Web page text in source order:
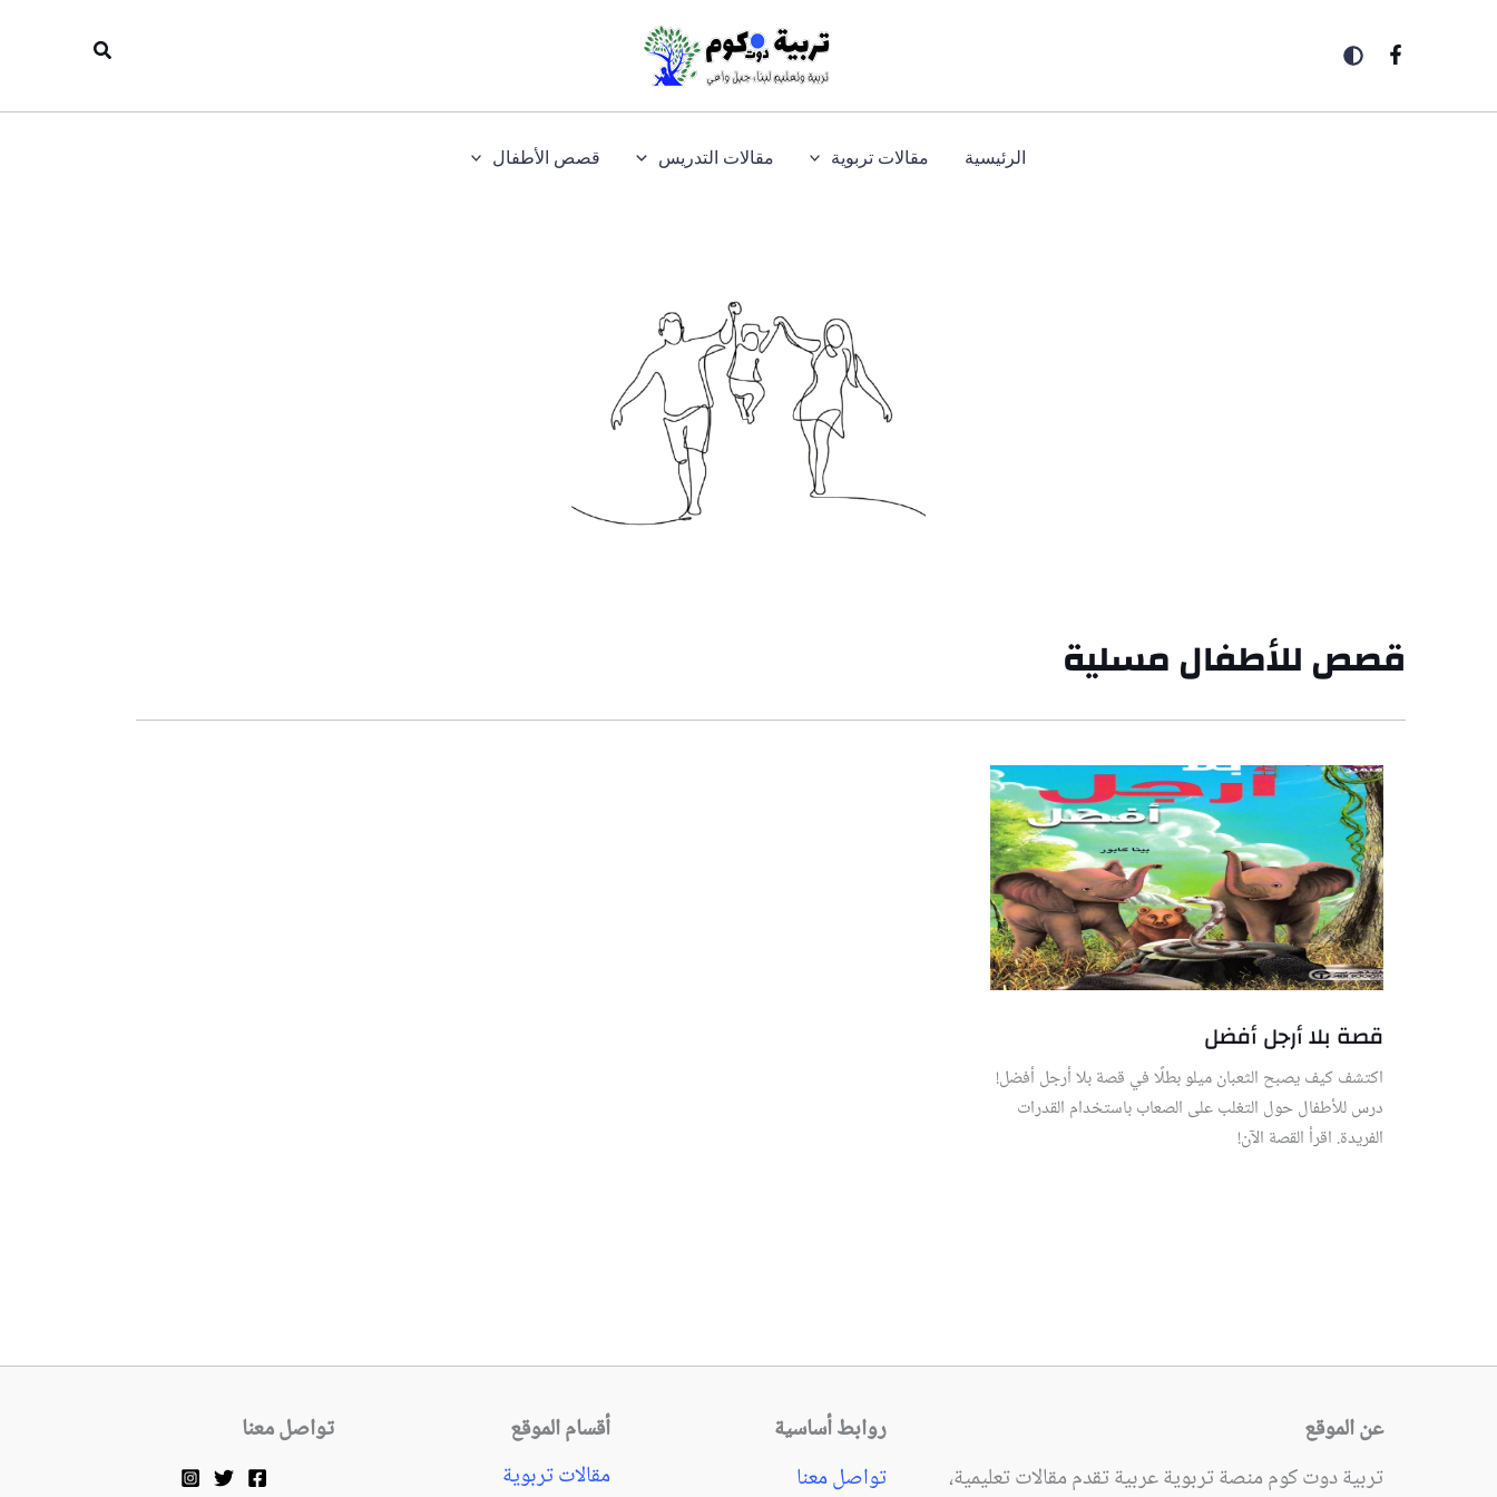
الرئيسية مقالات تربوية مقالات التدريس قصص الأطفال
قصص للأطفال مسلية
قصة بلا أرجل أفضل
اكتشف كيف يصبح الثعبان ميلو بطلًا في قصة بلا أرجل أفضل!
درس للأطفال حول التغلب على الصعاب باستخدام القدرات
الفريدة. اقرأ القصة الآن!
عن الموقع
تربية دوت كوم منصة تربوية عربية تقدم مقالات تعليمية،
روابط أساسية
تواصل معنا
أقسام الموقع
مقالات تربوية
تواصل معنا